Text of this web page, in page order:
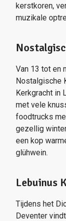
kerstkoren,
muzikale
Van 13 tot en
Nostalgische
Kerkgracht in
met vele
foodtrucks
gezellig
een kop
glühwein.
Lebuinus
Tijdens het
Deventer